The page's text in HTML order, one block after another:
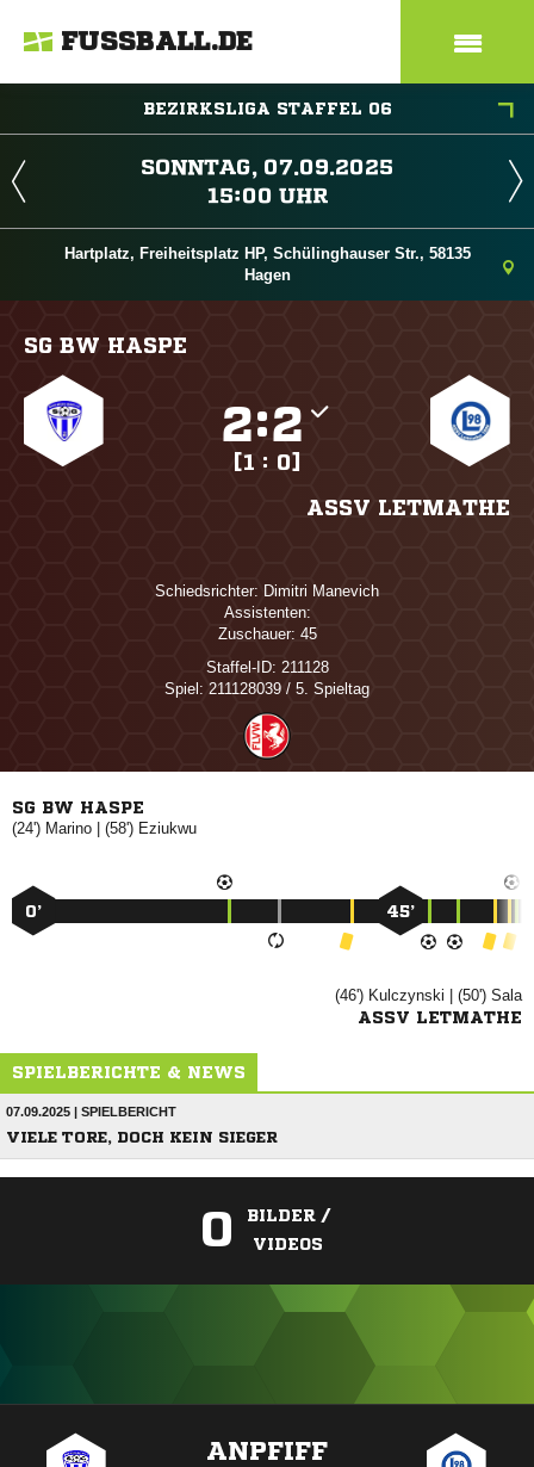
FUSSBALL.DE
BEZIRKSLIGA STAFFEL 06
 
 
Hartplatz, Freiheitsplatz HP, Schülinghauser Str., 58135
Hagen
SG BW HASPE
:
[1 : 0]
ASSV LETMATHE
Schiedsrichter:  
Assistenten:
Zuschauer: 45
Staffel-ID: 211128
Spiel: 211128039 / 5. Spieltag
SG BW HASPE
(24')  | (58') 
0’ 45’
(46')  | (50') 
ASSV LETMATHE
SPIELBERICHTE & NEWS
07.09.2025 | SPIELBERICHT
VIELE TORE, DOCH KEIN SIEGER
0
BILDER /
VIDEOS
ANPFIFF